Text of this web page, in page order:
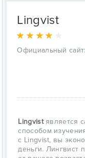
Lingvist
Официальный сайт:
Lingvistявляется
способом
с Lingvist, вы
деньги. Лингвист